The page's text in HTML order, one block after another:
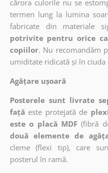
cărora culorile nu se
termen lung la lumina
fabricate din materiale
potrivite pentru orice
copiilor. Nu recomandăm
umiditate ridicată și în
Agățare ușoară
Posterele sunt livrate
față este protejată de
este o placă MDF (fibră
două elemente de
cleme (flexi tip), care
posterul în ramă.